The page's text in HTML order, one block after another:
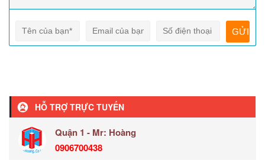
HỖ TRỢ TRỰC TUYẾN
Quận 1 - Mr: Hoàng
0906700438